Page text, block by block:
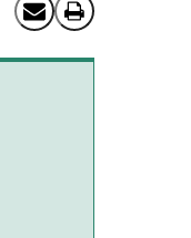
Send email
Print